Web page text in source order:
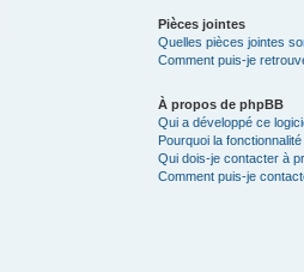
Pièces jointes
Quelles pièces jointes
Comment puis-je
À propos de phpBB
Qui a développé ce
Pourquoi la
Qui dois-je contacter à
Comment puis-je